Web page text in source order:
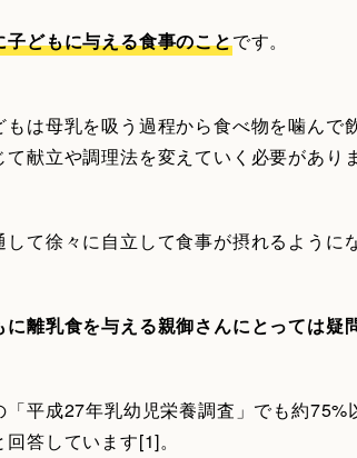
どもに与える食事のことです。
は母乳を吸う過程から食べ物を噛んで
献立や調理法を変えていく必要がありま
て徐々に自立して食事が摂れるように
に離乳食を与える親御さんにとっては疑
平成27年乳幼児栄養調査」でも約
答しています[1]。